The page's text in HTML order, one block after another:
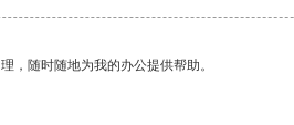
，随时随地为我的办公提供帮助。